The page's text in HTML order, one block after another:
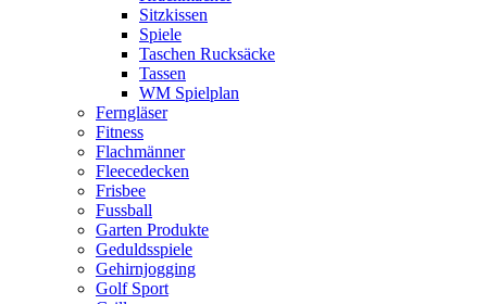
Sitzkissen
Spiele
Taschen Rucksäcke
Tassen
WM Spielplan
Ferngläser
Fitness
Flachmänner
Fleecedecken
Frisbee
Fussball
Garten Produkte
Geduldsspiele
Gehirnjogging
Golf Sport